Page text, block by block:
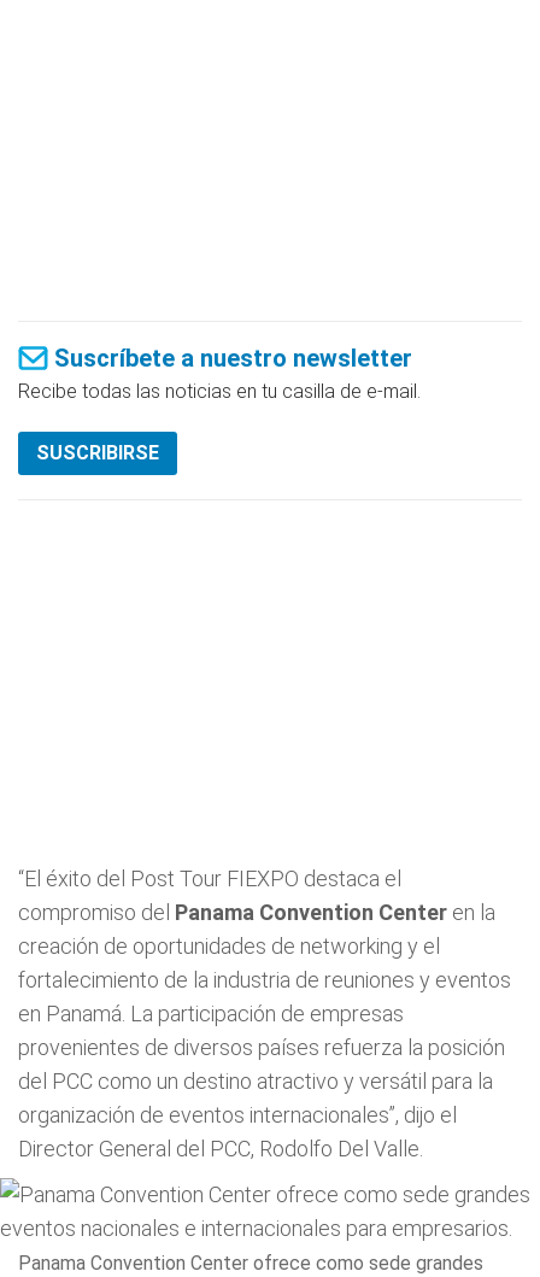
Suscríbete a nuestro newsletter
Recibe todas las noticias en tu casilla de e-mail.
SUSCRIBIRSE
“El éxito del Post Tour FIEXPO destaca el
compromiso del Panama Convention Center en la
creación de oportunidades de networking y el
fortalecimiento de la industria de reuniones y eventos
en Panamá. La participación de empresas
provenientes de diversos países refuerza la posición
del PCC como un destino atractivo y versátil para la
organización de eventos internacionales”, dijo el
Director General del PCC, Rodolfo Del Valle.
Panama Convention Center ofrece como sede grandes